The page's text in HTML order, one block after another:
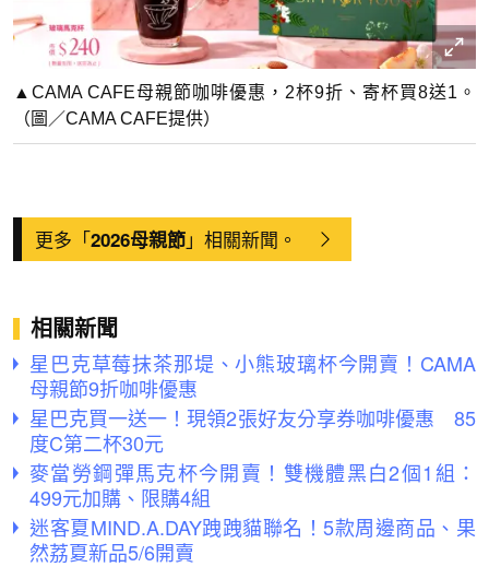
▲CAMA CAFE母親節咖啡優惠，2杯9折、寄杯買8送1。
（圖／CAMA CAFE提供）
更多「2026母親節」相關新聞。
相關新聞
星巴克草莓抹茶那堤、小熊玻璃杯今開賣！CAMA
母親節9折咖啡優惠
星巴克買一送一！現領2張好友分享券咖啡優惠 85
度C第二杯30元
麥當勞鋼彈馬克杯今開賣！雙機體黑白2個1組：
499元加購、限購4組
迷客夏MIND.A.DAY跩跩貓聯名！5款周邊商品、果
然荔夏新品5/6開賣